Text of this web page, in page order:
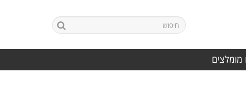
מומלצים